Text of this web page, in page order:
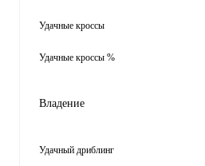
Удачные кроссы
Удачные кроссы %
Владение
Удачный дриблинг